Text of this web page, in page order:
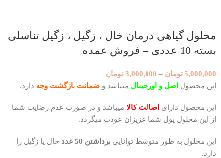
محلول گیاهی درمان خال ، زگیل ، زگیل تناسلی
بسته 10 عددی – فروش عمده
5,000,000 تومان –
3,000,000 تومان
این محصول اصل و اورجینال میباشد و ضمانت بازگشت وجه دارد.
این محصول دارای اصالت کالا میباشد و در صورت عدم رضایت شما
از این محلول پول شما عزیزان عودت میگردد.
این محلول به طور متوسط توانایی برداشتن 50 عدد
خال یا زگیل را
دارد.